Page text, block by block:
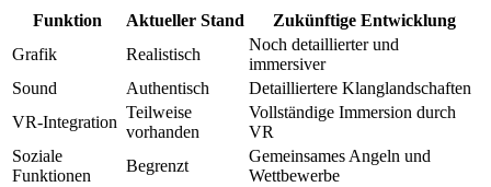
Funktion Aktueller Stand
Zukünftige Entwicklung
Grafik
Realistisch
Noch detaillierter und
immersiver
Sound
Authentisch
Detailliertere Klanglandschaften
VR-Integration
Teilweise
vorhanden
Vollständige Immersion durch
VR
Soziale
Funktionen
Begrenzt
Gemeinsames Angeln und
Wettbewerbe